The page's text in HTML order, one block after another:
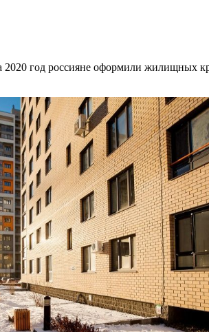
год россияне оформили жилищных